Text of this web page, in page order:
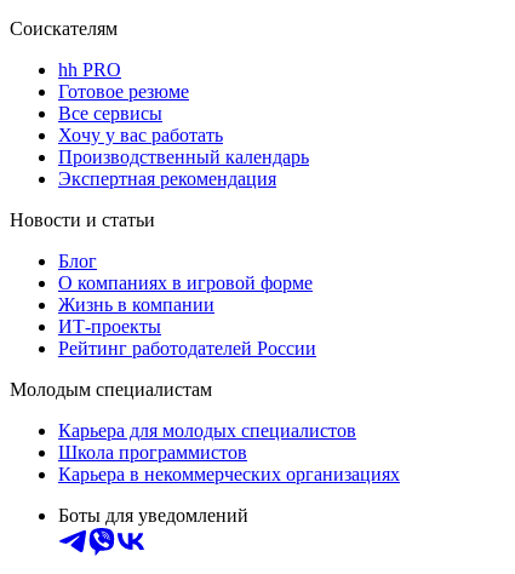
Соискателям
hh PRO
Готовое резюме
Все сервисы
Хочу у вас работать
Производственный календарь
Экспертная рекомендация
Новости и статьи
Блог
О компаниях в игровой форме
Жизнь в компании
ИТ-проекты
Рейтинг работодателей России
Молодым специалистам
Карьера для молодых специалистов
Школа программистов
Карьера в некоммерческих организациях
Боты для уведомлений